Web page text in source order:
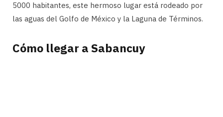
5000 habitantes, este hermoso lugar está rodeado por
las aguas del Golfo de México y la Laguna de Términos.
Cómo llegar a Sabancuy